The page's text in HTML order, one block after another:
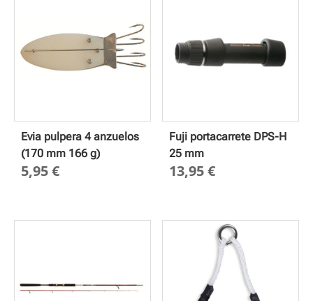
Evia pulpera 4 anzuelos
(170 mm 166 g)
5,95€
Fuji portacarrete DPS-H
25 mm
13,95€